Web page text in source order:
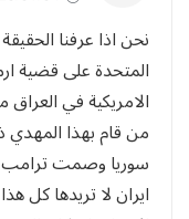
نحن اذا عرفنا
المتحدة على قضية
الامريكية في
من قام بهذا المهدي
سوريا وصمت ترامب
ايران لا تريدها كل